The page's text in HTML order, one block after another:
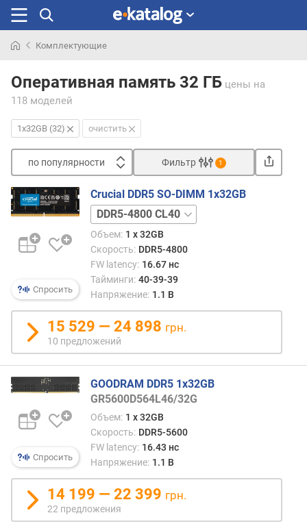
раньше
Комплектующие
Оперативная память 32 ГБ цены на
118 моделей
1x32GB (32) очистить
по популярности
п
о
п
о
л
я
н
т
и
о
т
е
ш
е
в
ы
Фильтр 1
Спросить
Crucial DDR5 SO-DIMM 1x32GB
DDR5-
5200
CL42
DDR5-
5600
CL46
Объем: 1 x 32GB
Скорость: DDR5-4800
FW latency: 16.67 нс
Тайминги: 40-39-39
Напряжение: 1.1 В
15 529 — 24 898 грн.
10 предложений
Спросить
GOODRAM DDR5 1x32GB
GR5600D564L46/32G
Объем: 1 x 32GB
Скорость: DDR5-5600
FW latency: 16.43 нс
Напряжение: 1.1 В
14 199 — 22 399 грн.
22 предложения